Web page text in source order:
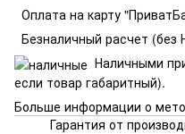
Оплата на карту
Безналичный расчет (без
Наличными
если товар габаритный).
Больше информации о
Гарантия от